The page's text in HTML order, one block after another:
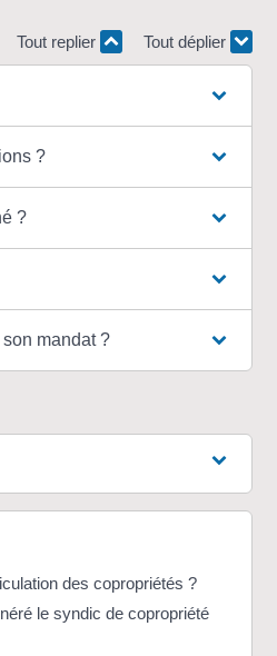
Tout replier Tout déplier
?
?
mandat ?
des copropriétés ?
le syndic de copropriété